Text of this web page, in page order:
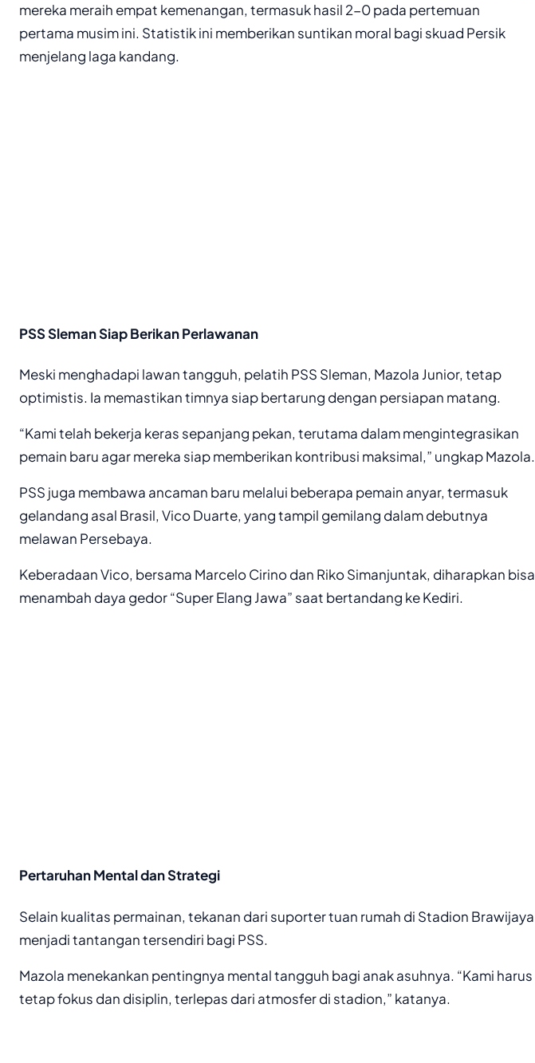
mereka meraih empat kemenangan, termasuk hasil 2-0 pada pertemuan
pertama musim ini. Statistik ini memberikan suntikan moral bagi skuad Persik
menjelang laga kandang.
PSS Sleman Siap Berikan Perlawanan
Meski menghadapi lawan tangguh, pelatih PSS Sleman, Mazola Junior, tetap
optimistis. Ia memastikan timnya siap bertarung dengan persiapan matang.
“Kami telah bekerja keras sepanjang pekan, terutama dalam mengintegrasikan
pemain baru agar mereka siap memberikan kontribusi maksimal,” ungkap Mazola.
PSS juga membawa ancaman baru melalui beberapa pemain anyar, termasuk
gelandang asal Brasil, Vico Duarte, yang tampil gemilang dalam debutnya
melawan Persebaya.
Keberadaan Vico, bersama Marcelo Cirino dan Riko Simanjuntak, diharapkan bisa
menambah daya gedor “Super Elang Jawa” saat bertandang ke Kediri.
Pertaruhan Mental dan Strategi
Selain kualitas permainan, tekanan dari suporter tuan rumah di Stadion Brawijaya
menjadi tantangan tersendiri bagi PSS.
Mazola menekankan pentingnya mental tangguh bagi anak asuhnya. “Kami harus
tetap fokus dan disiplin, terlepas dari atmosfer di stadion,” katanya.